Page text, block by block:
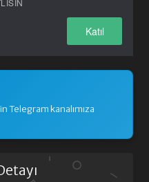
Katıl
Telegram kanalımıza